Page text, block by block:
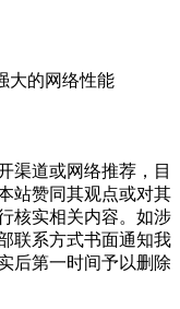
大的网络性能
渠道或网络推荐，目
站赞同其观点或对其
核实相关内容。如涉
联系方式书面通知我
后第一时间予以删除